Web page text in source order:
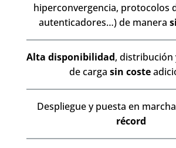
hiperconvergencia, protocolos
autenticadores…) de manera
Alta disponibilidad,
de cargasin coste
Despliegue y puesta en
récord